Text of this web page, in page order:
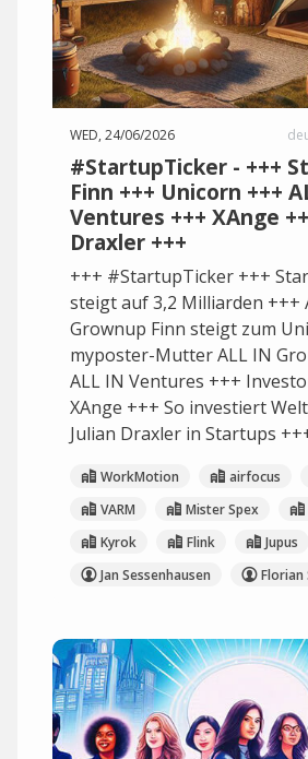
WED, 24/06/2026
#StartupTicker - +++
Finn +++ Unicorn +++
Ventures +++ XAnge
Draxler +++
+++ #StartupTicker +++
steigt auf 3,2 Milliarden +++
Grownup Finn steigt zum
myposter-Mutter ALL IN
ALL IN Ventures +++
XAnge +++ So investiert
Julian Draxler in Startups
WorkMotion airfocus
VARM
Mister Spex
Kyrok
Flink
Jupus
Jan Sessenhausen
Florian